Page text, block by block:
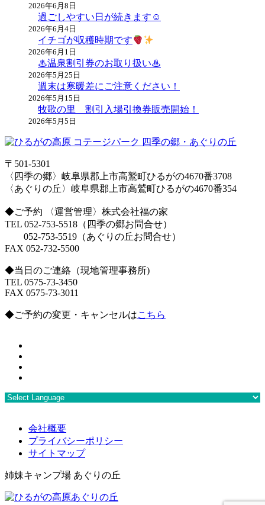
2026年6月8日
過ごしやすい日が続きます☺
2026年6月4日
イチゴが収穫時期です
2026年6月1日
♨温泉割引券のお取り扱い♨
2026年5月25日
週末は寒暖差にご注意ください！
2026年5月15日
牧歌の里 割引入場引換券販売開始！
2026年5月5日
〒501-5301
〈四季の郷〉岐阜県郡上市高鷲町ひるがの4670番3708
〈あぐりの丘〉岐阜県郡上市高鷲町ひるがの4670番354
◆ご予約 〈運営管理〉株式会社福の家
TEL 052-753-5518（四季の郷お問合せ）
052-753-5519（あぐりの丘お問合せ）
FAX 052-732-5500
◆当日のご連絡（現地管理事務所)
TEL 0575-73-3450
FAX 0575-73-3011
◆ご予約の変更・キャンセルはこちら
会社概要
プライバシーポリシー
サイトマップ
姉妹キャンプ場 あぐりの丘